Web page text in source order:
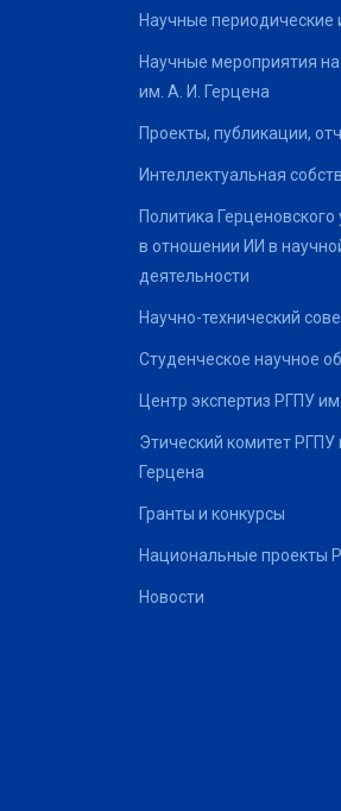
Научные периодические
Научные мероприятия
им. А. И. Герцена
Проекты, публикации,
Интеллектуальная
Политика Герценовского
в отношении ИИ в
деятельности
Научно-технический
Студенческое научное
Центр экспертиз РГПУ
Этический комитет РГПУ
Герцена
Гранты и конкурсы
Национальные проекты
Новости